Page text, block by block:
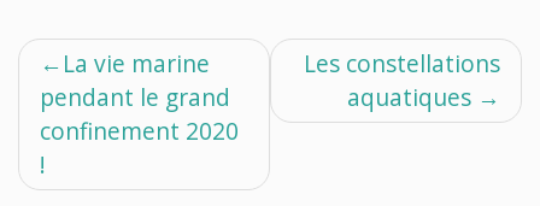
Navigation
de
l’article
La vie marine
pendant le grand
confinement 2020
!
Les constellations
aquatiques